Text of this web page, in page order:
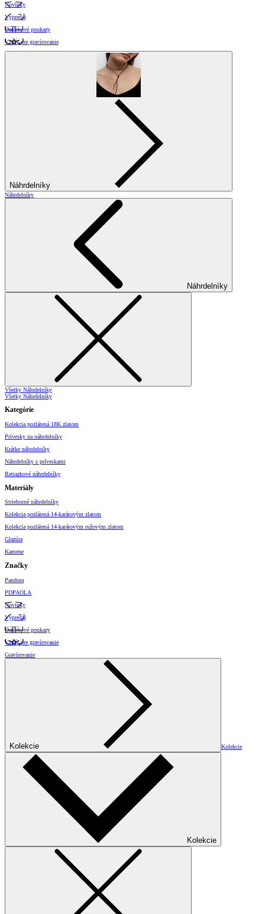
Novinky
Výpredaj
Darčekové poukazy
Vzory pre gravírovanie
Náhrdelníky
Náhrdelníky
Náhrdelníky
Všetky Náhrdelníky
Všetky Náhrdelníky
Kategórie
Kolekcia pozlátená 18K zlatom
Prívesky na náhrdelníky
Krátke náhrdelníky
Náhrdelníky s príveskami
Retiazkové náhrdelníky
Materiály
Strieborné náhrdelníky
Kolekcia pozlátená 14-karátovým zlatom
Kolekcia pozlátená 14-karátovým ružovým zlatom
Glazúra
Kamene
Značky
Pandora
PDPAOLA
Novinky
Výpredaj
Darčekové poukazy
Vzory pre gravírovanie
Gravírovanie
Kolekcie Kolekcie
Kolekcie